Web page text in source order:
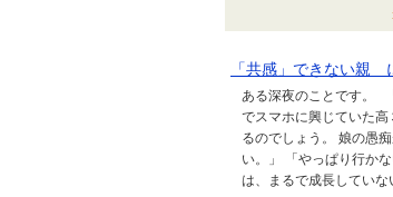
「共感」できない
ある深夜のことです。
でスマホに興じていた
るのでしょう。 娘の愚
い。」 「やっぱり行か
は、まるで成長してい